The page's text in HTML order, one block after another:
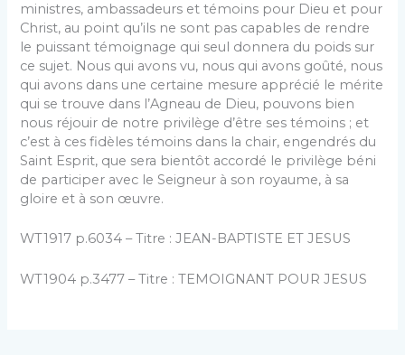
ministres, ambassadeurs et témoins pour Dieu et pour
Christ, au point qu’ils ne sont pas capables de rendre
le puissant témoignage qui seul donnera du poids sur
ce sujet. Nous qui avons vu, nous qui avons goûté, nous
qui avons dans une certaine mesure apprécié le mérite
qui se trouve dans l’Agneau de Dieu, pouvons bien
nous réjouir de notre privilège d’être ses témoins ; et
c’est à ces fidèles témoins dans la chair, engendrés du
Saint Esprit, que sera bientôt accordé le privilège béni
de participer avec le Seigneur à son royaume, à sa
gloire et à son œuvre.
WT1917 p.6034 – Titre : JEAN-BAPTISTE ET JESUS
WT1904 p.3477 – Titre : TEMOIGNANT POUR JESUS